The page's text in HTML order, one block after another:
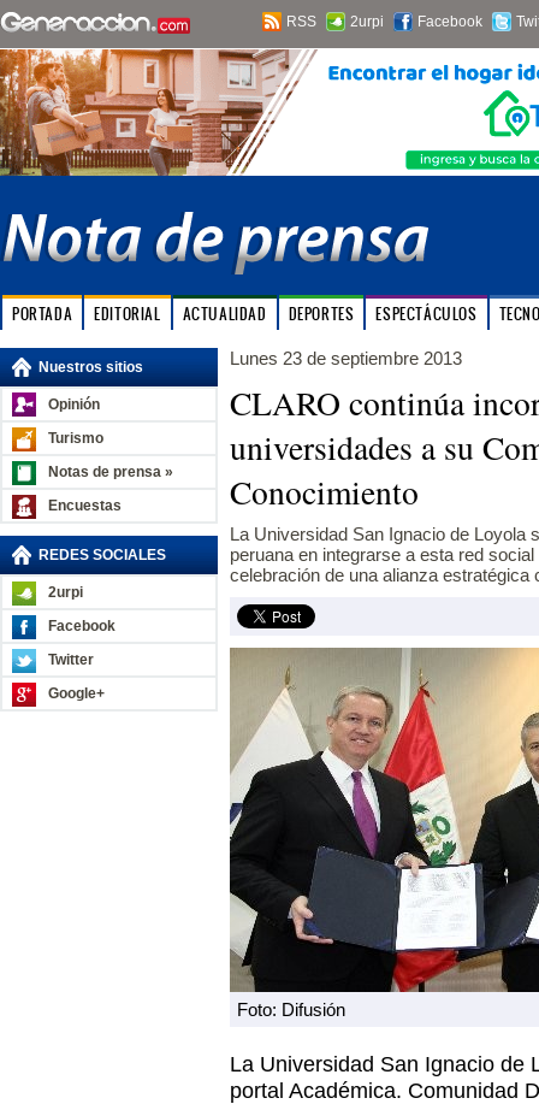
RSS 2urpi Facebook
PORTADA EDITORIAL ACTUALIDAD DEPORTES ESPECTÁCULOS
Nuestros sitios
Opinión
Turismo
Notas de prensa »
Encuestas
REDES SOCIALES
2urpi
Facebook
Twitter
Google+
Lunes 23 de septiembre 2013
CLARO continúa
universidades a su
Conocimiento
La Universidad San Ignacio de Loyola
peruana en integrarse a esta red
celebración de una alianza estratégica
Foto: Difusión
La Universidad San Ignacio de
portal Académica. Comunidad